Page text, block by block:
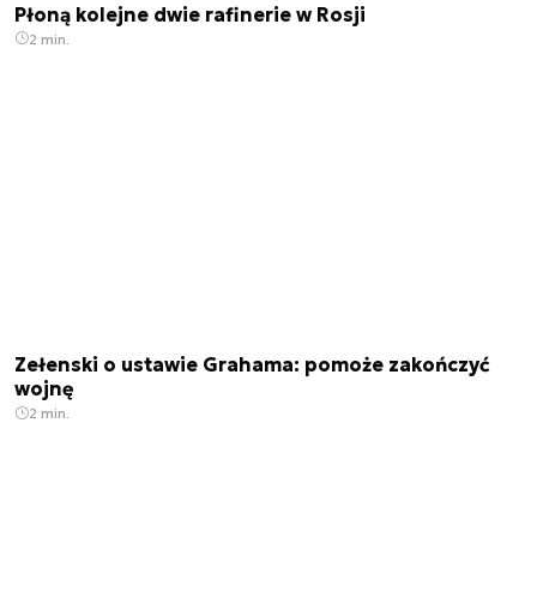
Płoną kolejne dwie rafinerie w Rosji
2 min.
Zełenski o ustawie Grahama: pomoże zakończyć
wojnę
2 min.